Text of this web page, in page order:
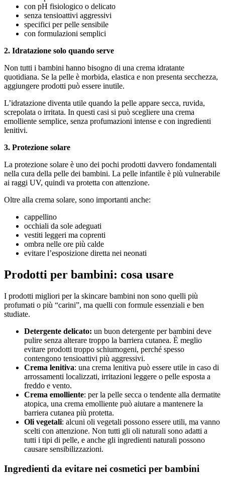
con pH fisiologico o delicato
senza tensioattivi aggressivi
specifici per pelle sensibile
con formulazioni semplici
2. Idratazione solo quando serve
Non tutti i bambini hanno bisogno di una crema idratante
quotidiana. Se la pelle è morbida, elastica e non presenta secchezza,
aggiungere prodotti può essere inutile.
L’idratazione diventa utile quando la pelle appare secca, ruvida,
screpolata o irritata. In questi casi si può scegliere una crema
emolliente semplice, senza profumazioni intense e con ingredienti
lenitivi.
3. Protezione solare
La protezione solare è uno dei pochi prodotti davvero fondamentali
nella cura della pelle dei bambini. La pelle infantile è più vulnerabile
ai raggi UV, quindi va protetta con attenzione.
Oltre alla crema solare, sono importanti anche:
cappellino
occhiali da sole adeguati
vestiti leggeri ma coprenti
ombra nelle ore più calde
evitare l’esposizione diretta nei neonati
Prodotti per bambini: cosa usare
I prodotti migliori per la skincare bambini non sono quelli più
profumati o più “carini”, ma quelli con formule essenziali e ben
studiate.
Detergente delicato: un buon detergente per bambini deve
pulire senza alterare troppo la barriera cutanea. È meglio
evitare prodotti troppo schiumogeni, perché spesso
contengono tensioattivi più aggressivi.
Crema lenitiva: una crema lenitiva può essere utile in caso di
arrossamenti localizzati, irritazioni leggere o pelle esposta a
freddo e vento.
Crema emolliente: per la pelle secca o tendente alla dermatite
atopica, una crema emolliente può aiutare a mantenere la
barriera cutanea più protetta.
Oli vegetali: alcuni oli vegetali possono essere utili, ma vanno
scelti con attenzione. Non tutti gli oli naturali sono adatti a
tutti i tipi di pelle, e anche gli ingredienti naturali possono
causare sensibilizzazioni.
Ingredienti da evitare nei cosmetici per bambini